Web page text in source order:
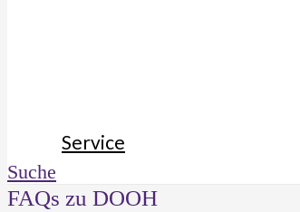
Service
Suche
FAQs zu DOOH